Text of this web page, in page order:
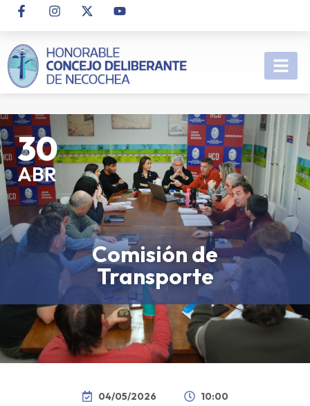
30
ABR
Comisión de
Transporte
04/05/2026 10:00